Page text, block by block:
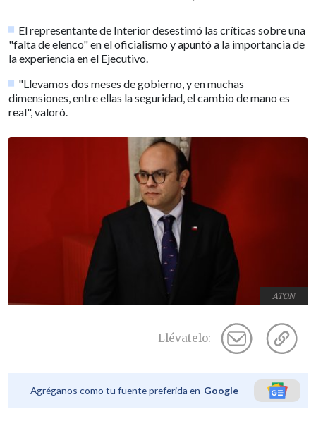
El representante de Interior desestimó las críticas sobre una
"falta de elenco" en el oficialismo y apuntó a la importancia de
la experiencia en el Ejecutivo.
"Llevamos dos meses de gobierno, y en muchas
dimensiones, entre ellas la seguridad, el cambio de mano es
real", valoró.
ATON
Llévatelo:
Agréganos como tu fuente preferida en Google